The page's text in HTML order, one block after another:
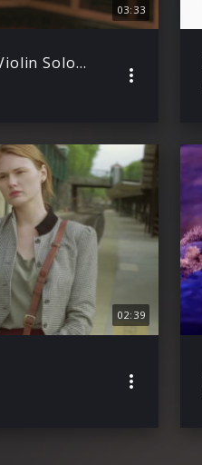
03:33
J.S. Bach: Partita for Violin Solo No. 1 in B Minor, BWV 1002 – 4. Double (Presto)
02:39